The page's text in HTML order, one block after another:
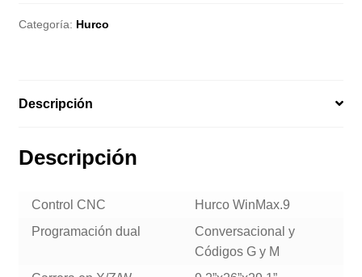
Categoría: Hurco
Descripción
Descripción
Control CNC
Hurco WinMax.9
Programación dual
Conversacional y
Códigos G y M